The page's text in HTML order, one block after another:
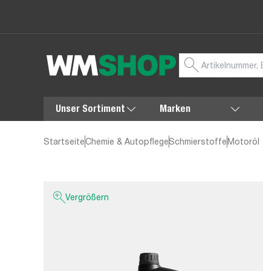
Unser Sortiment Marken
StartseiteChemie & AutopflegeSchmierstoffeMotoröl
Vergrößern